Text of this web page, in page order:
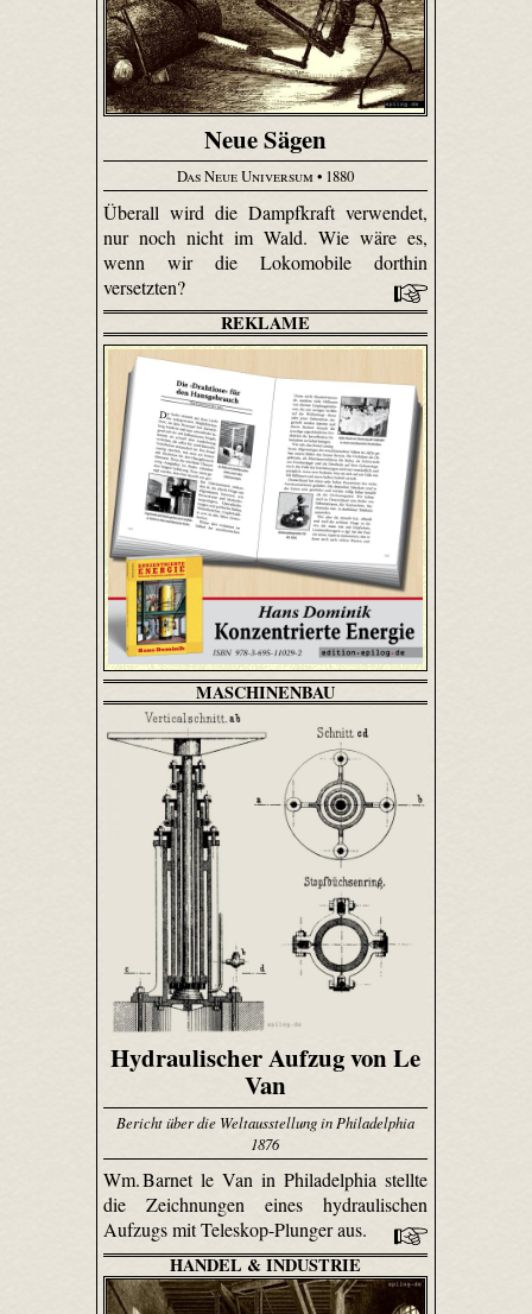
Neue Sägen
Das Neue Universum• 1880
Überall wird die Dampfkraft verwendet,
nur noch nicht im Wald. Wie wäre es,
wenn wir die Lokomobile dorthin
versetzten?
REKLAME
MASCHINENBAU
Hydraulischer Aufzug von Le
Van
Bericht über die Weltausstellung in Philadelphia
1876
Wm. Barnet le Van in Philadelphia stellte
die Zeichnungen eines hydraulischen
Aufzugs mit Teleskop-Plunger aus.
HANDEL & INDUSTRIE